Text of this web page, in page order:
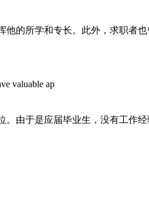
的所学和专长。此外，求职者
valuable ap
由于是应届毕业生，没有工作